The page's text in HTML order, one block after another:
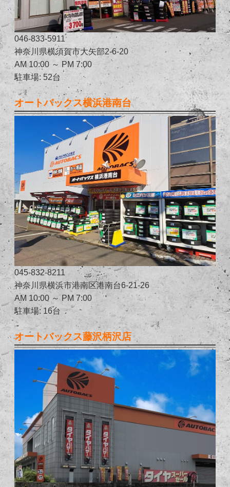
046-833-5911
神奈川県横須賀市大矢部2-6-20
AM 10:00 ～ PM 7:00
駐車場: 52台
オートバックス横浜港南台
045-832-8211
神奈川県横浜市港南区港南台6-21-26
AM 10:00 ～ PM 7:00
駐車場: 16台
オートバックス藤沢柄沢店